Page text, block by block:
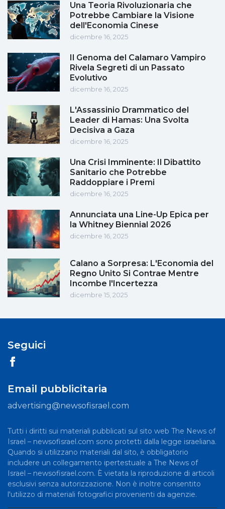
Una Teoria Rivoluzionaria che
Potrebbe Cambiare la Visione
dell'Economia Cinese
dicembre 16, 2025
Il Genoma del Calamaro Vampiro
Rivela Segreti di un Passato
Evolutivo
dicembre 16, 2025
L'Assassinio Drammatico del
Leader di Hamas: Una Svolta
Decisiva a Gaza
dicembre 16, 2025
Una Crisi Imminente: Il Dibattito
Sanitario che Potrebbe
Raddoppiare i Premi
dicembre 16, 2025
Annunciata una Line-Up Epica per
la Whitney Biennial 2026
dicembre 16, 2025
Calano a Sorpresa: L'Economia del
Regno Unito Si Contrae Mentre
Incombe l'Incertezza
dicembre 15, 2025
Seguici
Email pubblicitaria
advertising@newsofisrael.com
Tutti i diritti sui materiali pubblicati sul sito web The News of
Israel – newsofisrael.com sono protetti dalla legge israeliana.
Quando si utilizzano materiali dal sito, è obbligatorio
includere un collegamento ipertestuale a The News of
Israel – newsofisrael.com. È vietata la riproduzione di articoli
esclusivi senza autorizzazione. Non è inoltre consentito
l'utilizzo di materiali fotografici provenienti da agenzie.